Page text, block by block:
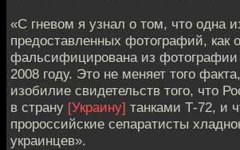
«С гневом я узнал о том, что одна
предоставленных фотографий, как
фальсифицирована из фотографии
2008 году. Это не меняет того
изобилие свидетельств того, что
в страну [Украину] танками Т-72, и
пророссийские сепаратисты
украинцев».